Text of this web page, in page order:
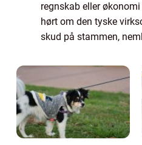
regnskab eller
hørt om den tyske
skud på stammen,
store og kompetente